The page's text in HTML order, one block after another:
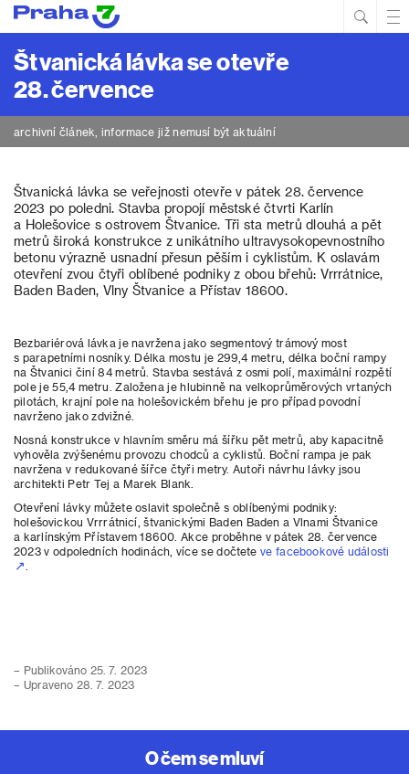
Štvanická lávka se otevře
28. července
archivní článek, informace již nemusí být aktuální
Štvanická lávka se veřejnosti otevře v pátek 28. července
2023 po poledni. Stavba propojí městské čtvrti Karlín
a Holešovice s ostrovem Štvanice. Tři sta metrů dlouhá a pět
metrů široká konstrukce z unikátního ultravysokopevnostního
betonu výrazně usnadní přesun pěším i cyklistům. K oslavám
otevření zvou čtyři oblíbené podniky z obou břehů: Vrrrátnice,
Baden Baden, Vlny Štvanice a Přístav 18600.
Bezbariérová lávka je navržena jako segmentový trámový most
s parapetními nosníky. Délka mostu je 299,4 metru, délka boční rampy
na Štvanici činí 84 metrů. Stavba sestává z osmi polí, maximální rozpětí
pole je 55,4 metru. Založena je hlubinně na velkoprůměrových vrtaných
pilotách, krajní pole na holešovickém břehu je pro případ povodní
navrženo jako zdvižné.
Nosná konstrukce v hlavním směru má šířku pět metrů, aby kapacitně
vyhověla zvýšenému provozu chodců a cyklistů. Boční rampa je pak
navržena v redukované šířce čtyři metry. Autoři návrhu lávky jsou
architekti Petr Tej a Marek Blank.
Otevření lávky můžete oslavit společně s oblíbenými podniky:
holešovickou Vrrrátnicí, štvanickými Baden Baden a Vlnami Štvanice
a karlínským Přístavem 18600. Akce proběhne v pátek 28. července
2023 v odpoledních hodinách, více se dočteteve facebookové události
– Publikováno 25. 7. 2023
– Upraveno 28. 7. 2023
O čem se mluví